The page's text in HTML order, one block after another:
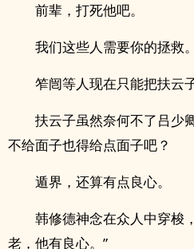
前辈，打死他吧。
我们这些人需要你的拯救。
笮闿等人现在只能把扶云
扶云子虽然奈何不了吕少
不给面子也得给点面子吧？
遁界，还算有点良心。
韩修德神念在众人中穿梭
老，他有良心。”